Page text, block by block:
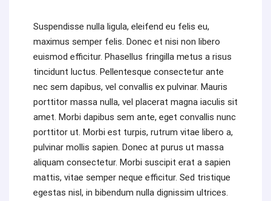
Suspendisse nulla ligula, eleifend eu felis eu,
maximus semper felis. Donec et nisi non libero
euismod efficitur. Phasellus fringilla metus a risus
tincidunt luctus. Pellentesque consectetur ante
nec sem dapibus, vel convallis ex pulvinar. Mauris
porttitor massa nulla, vel placerat magna iaculis sit
amet. Morbi dapibus sem ante, eget convallis nunc
porttitor ut. Morbi est turpis, rutrum vitae libero a,
pulvinar mollis sapien. Donec at purus ut massa
aliquam consectetur. Morbi suscipit erat a sapien
mattis, vitae semper neque efficitur. Sed tristique
egestas nisl, in bibendum nulla dignissim ultrices.